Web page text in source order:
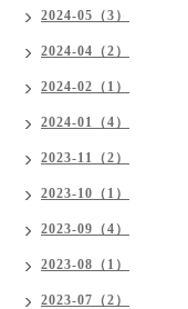
2024-05（3）
2024-04（2）
2024-02（1）
2024-01（4）
2023-11（2）
2023-10（1）
2023-09（4）
2023-08（1）
2023-07（2）